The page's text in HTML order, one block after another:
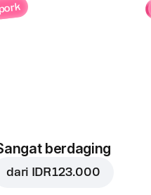
berdaging
dari IDR 123.000